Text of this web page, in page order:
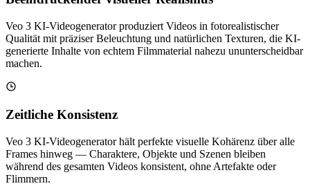
Veo 3 KI-Videogenerator produziert Videos in fotorealistischer
Qualität mit präziser Beleuchtung und natürlichen Texturen, die KI-
generierte Inhalte von echtem Filmmaterial nahezu ununterscheidbar
machen.
Zeitliche Konsistenz
Veo 3 KI-Videogenerator hält perfekte visuelle Kohärenz über alle
Frames hinweg — Charaktere, Objekte und Szenen bleiben
während des gesamten Videos konsistent, ohne Artefakte oder
Flimmern.